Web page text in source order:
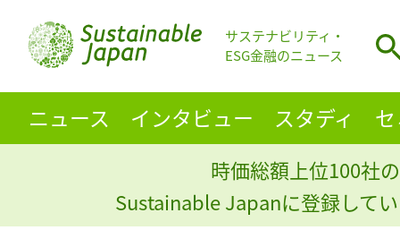
サステナビリティ・
ESG金融のニュース
ニュース インタビュー スタディ
時価総額上位100社
Sustainable Japanに登録して